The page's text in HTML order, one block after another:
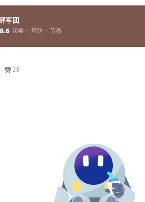
军团
8.6 策略 塔防 节奏
赞 23